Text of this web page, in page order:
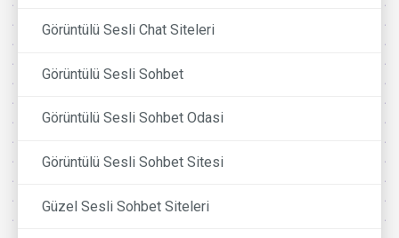
Görüntülü Sesli Chat Siteleri
Görüntülü Sesli Sohbet
Görüntülü Sesli Sohbet Odasi
Görüntülü Sesli Sohbet Sitesi
Güzel Sesli Sohbet Siteleri